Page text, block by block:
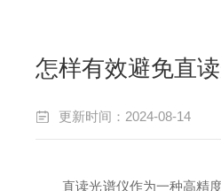
怎样有效避免直
更新时间：2024-08-14
直读光谱仪作为一种高精度